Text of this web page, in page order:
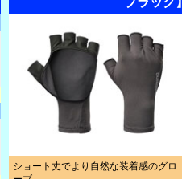
ショート丈でより自然な装着感のグロ